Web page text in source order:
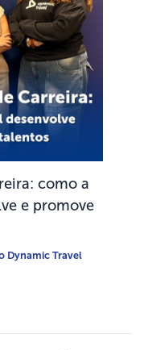
como a
e promove
Dynamic Travel